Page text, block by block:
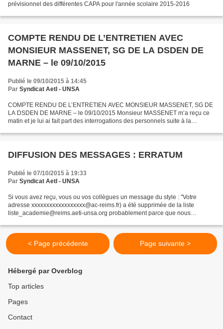
prévisionnel des différentes CAPA pour l'année scolaire 2015-2016
COMPTE RENDU DE L’ENTRETIEN AVEC
MONSIEUR MASSENET, SG DE LA DSDEN DE
MARNE – le 09/10/2015
Publié le 09/10/2015 à 14:45
Par Syndicat AetI - UNSA
COMPTE RENDU DE L’ENTRETIEN AVEC MONSIEUR MASSENET, SG DE
LA DSDEN DE MARNE – le 09/10/2015 Monsieur MASSENET m’a reçu ce
matin et je lui ai fait part des interrogations des personnels suite à la
DIFFUSION DES MESSAGES : ERRATUM
Publié le 07/10/2015 à 19:33
Par Syndicat AetI - UNSA
Si vous avez reçu, vous ou vos collègues un message du style : "Votre
adresse xxxxxxxxxxxxxxxxxx@ac-reims.fr) a été supprimée de la liste
liste_academie@reims.aeti-unsa.org probablement parce que nous
< Page précédente Page suivante >
Hébergé par Overblog
Top articles
Pages
Contact